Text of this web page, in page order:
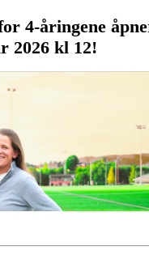
4-åringene
2026 kl 12!